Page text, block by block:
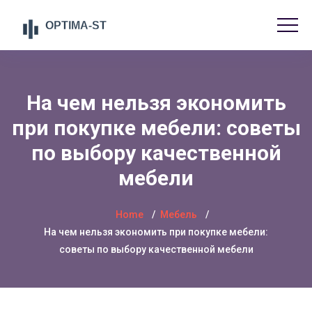
На чем нельзя экономить
при покупке мебели: советы
по выбору качественной
мебели
Home
Мебель
На чем нельзя экономить при покупке мебели:
советы по выбору качественной мебели